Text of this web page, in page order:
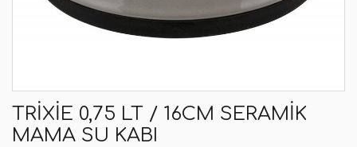
TRIXIE 0,75 LT / 16CM SERAMIK
MAMA SU KABI